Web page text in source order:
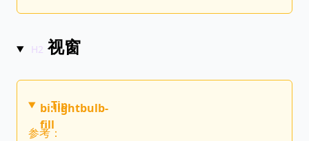
视窗
bi:lightbulb-
fill
Tip
参考：